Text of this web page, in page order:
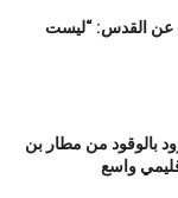
عن القدس: “ليست
بالوقود من مطار بن
واسع